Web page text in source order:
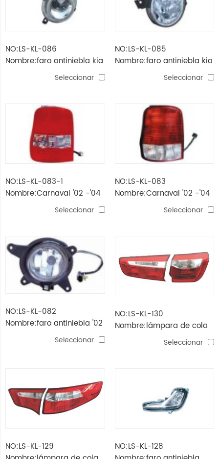
NO:LS-KL-086
Nombre:faro antiniebla kia
Seleccionar
NO:LS-KL-085
Nombre:faro antiniebla kia
Seleccionar
NO:LS-KL-083-1
Nombre:Carnaval '02 -'04
lámpara de colaSeleccionar
NO:LS-KL-083
Nombre:Carnaval '02 -'04
lámpara de colaSeleccionar
NO:LS-KL-082
Nombre:faro antiniebla '02
Seleccionar
NO:LS-KL-130
Nombre:lámpara de cola
Seleccionar
NO:LS-KL-129
NO:LS-KL-128